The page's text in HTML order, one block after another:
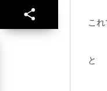
こ
と